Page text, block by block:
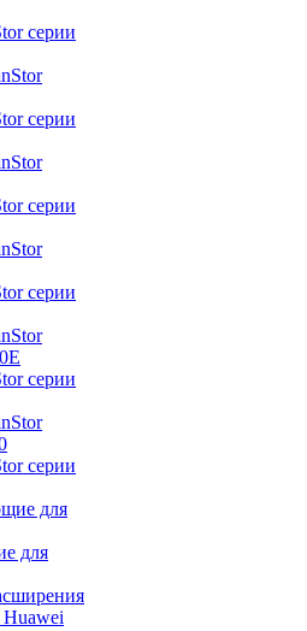
серии
серии
серии
серии
серии
серии
для